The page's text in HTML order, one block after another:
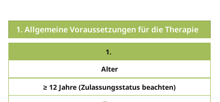
1. Allgemeine Voraussetzungen für die Therapie
1.
Alter
≥ 12 Jahre (Zulassungsstatus beachten)